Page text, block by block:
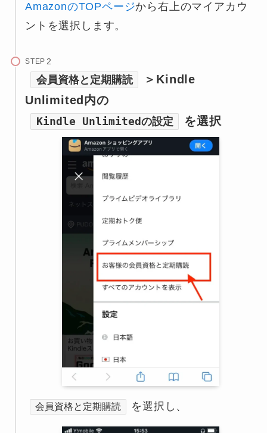
AmazonのTOPページから右上のマイアカウ
ントを選択します。
STEP
会員資格と定期購読
＞Kindle
Unlimited内の
Kindle Unlimitedの設定 を選択
会員資格と定期購読 を選択し、